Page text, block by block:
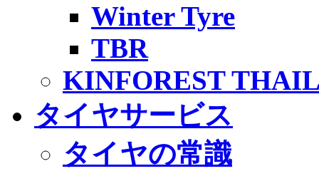
Winter Tyre
TBR
KINFOREST
タイヤサービス
タイヤの常識